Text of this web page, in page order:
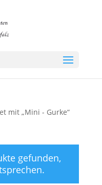
mit „Mini - Gurke“
gefunden,